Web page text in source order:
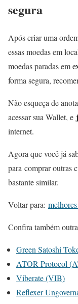
segura
Após criar uma
essas moedas em
moedas paradas em
forma segura,
Não esqueça de
acessar sua Wallet, e
internet.
Agora que você já
para comprar outras
bastante similar.
Voltar para:
Confira também
Green Satoshi
ATOR Protocol
Viberate (VIB)
Reflexer